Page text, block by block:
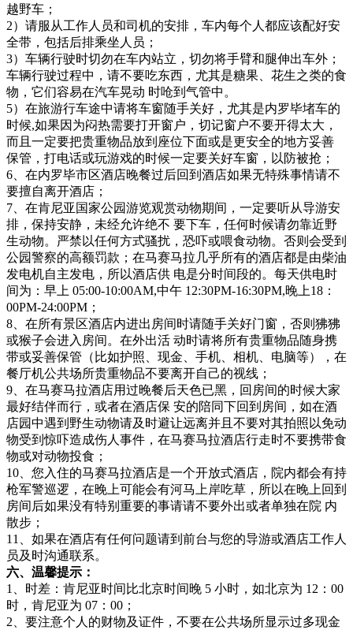
越野车；
2）请服从工作人员和司机的安排，车内每个人都应该配好安
全带，包括后排乘坐人员；
3）车辆行驶时切勿在车内站立，切勿将手臂和腿伸出车外；
车辆行驶过程中，请不要吃东西，尤其是糖果、花生之类的食
物，它们容易在汽车晃动 时呛到气管中。
5）在旅游行车途中请将车窗随手关好，尤其是内罗毕堵车的
时候,如果因为闷热需要打开窗户，切记窗户不要开得太大，
而且一定要把贵重物品放到座位下面或是更安全的地方妥善
保管，打电话或玩游戏的时候一定要关好车窗，以防被抢；
6、在内罗毕市区酒店晚餐过后回到酒店如果无特殊事情请不
要擅自离开酒店；
7、在肯尼亚国家公园游览观赏动物期间，一定要听从导游安
排，保持安静，未经允许绝不 要下车，任何时候请勿靠近野
生动物。严禁以任何方式骚扰，恐吓或喂食动物。否则会受到
公园警察的高额罚款；在马赛马拉几乎所有的酒店都是由柴油
发电机自主发电，所以酒店供 电是分时间段的。每天供电时
间为：早上 05:00-10:00AM,中午 12:30PM-16:30PM,晚上18：
00PM-24:00PM；
8、在所有景区酒店内进出房间时请随手关好门窗，否则狒狒
或猴子会进入房间。在外出活 动时请将所有贵重物品随身携
带或妥善保管（比如护照、现金、手机、相机、电脑等），在
餐厅机公共场所贵重物品不要离开自己的视线；
9、在马赛马拉酒店用过晚餐后天色已黑，回房间的时候大家
最好结伴而行，或者在酒店保 安的陪同下回到房间，如在酒
店园中遇到野生动物请及时避让远离并且不要对其拍照以免动
物受到惊吓造成伤人事件，在马赛马拉酒店行走时不要携带食
物或对动物投食；
10、您入住的马赛马拉酒店是一个开放式酒店，院内都会有持
枪军警巡逻，在晚上可能会有河马上岸吃草，所以在晚上回到
房间后如果没有特别重要的事请请不要外出或者单独在院 内
散步；
11、如果在酒店有任何问题请到前台与您的导游或酒店工作人
员及时沟通联系。
六、温馨提示：
1、时差：肯尼亚时间比北京时间晚 5 小时，如北京为 12：00
时，肯尼亚为 07：00；
2、要注意个人的财物及证件，不要在公共场所显示过多现金